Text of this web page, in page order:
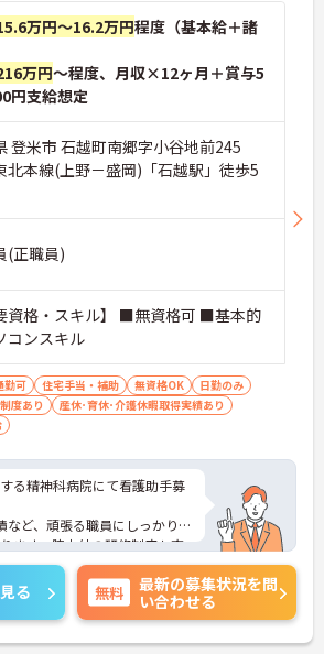
万円～16.2万円程度（基本給＋諸
万円～程度、月収×12ヶ月＋賞与5
円支給想定
登米市 石越町南郷字小谷地前245
北本線(上野－盛岡)「石越駅」徒歩5
(正職員)
資格・スキル】 ■無資格可 ■基本的
コンスキル
勤可 住宅手当・補助 無資格OK
日勤のみ
度あり
産休･育休･介護休暇取得実績あり
る精神科病院にて看護助手募
など、頑張る職員にしっかりと
ます。院内外の研修制度も充
めてのご転職で不安な方でも
面接対策ポイントなど、さら
すので、お気軽にご相談くだ
る 無料
最新の募集状況を問
い合わせる